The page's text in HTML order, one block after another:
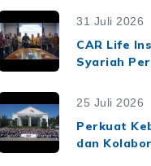
31 Juli 2026
CAR Life
Syariah
Syariah
Syariah
BPRS di
25 Juli 2026
Perkuat
dan